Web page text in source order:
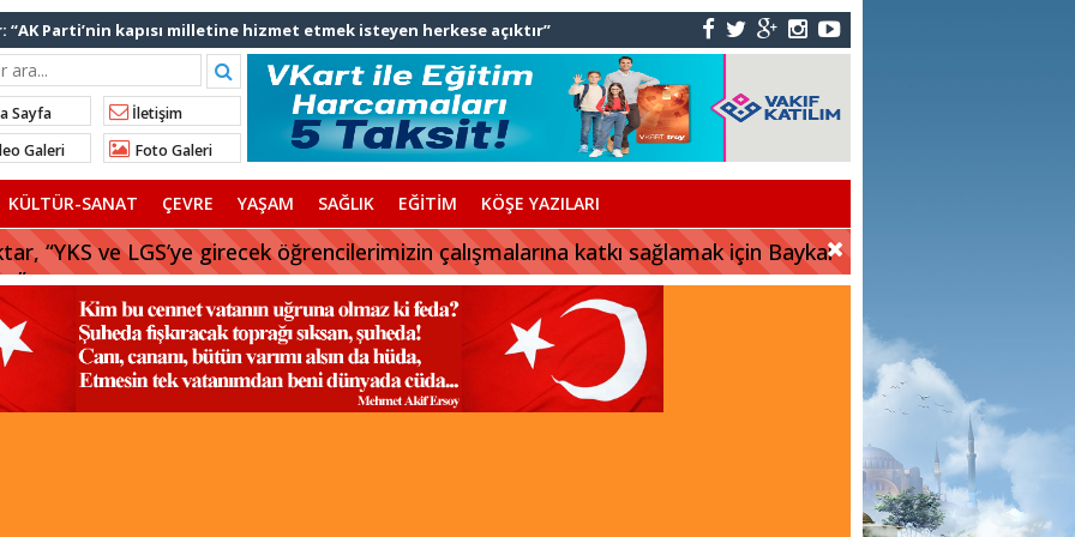
“AK Parti’nin kapısı milletine hizmet etmek isteyen herkese açıktır”
talimatla hakkımda karalama kampanyası yürütülüyor”
başkanlarından İl Başkanı Özdemir’e ziyaret
Bingöl’den İBB’ye tepki
Çerkez AK Parti’ye katıldı
AK Parti’ye katılıyor
çökmesine ilişkin açıklama
Sayfa
İletişim
Galeri
Foto Galeri
KÜLTÜR-SANAT ÇEVRE YAŞAM SAĞLIK EĞİTİM KÖŞE YAZILARI
“YKS ve LGS’ye girecek öğrencilerimizin çalışmalarına katkı sağlamak için Baykar